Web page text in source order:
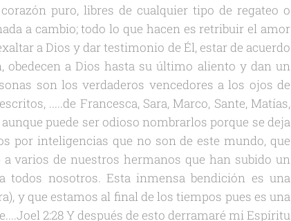
puro, libres de cualquier tipo de regateo o
a cambio; todo lo que hacen es retribuir el amor
a Dios y dar testimonio de Él, estar de acuerdo
a Dios hasta su último aliento y dan un
son los verdaderos vencedores a los ojos de
.....de Francesca, Sara, Marco, Sante, Matías,
puede ser odioso nombrarlos porque se deja
por inteligencias que no son de este mundo, que
varios de nuestros hermanos que han subido un
todos nosotros. Esta inmensa bendición es una
y que estamos al final de los tiempos pues es una
2:28 Y después de esto derramaré mi Espíritu